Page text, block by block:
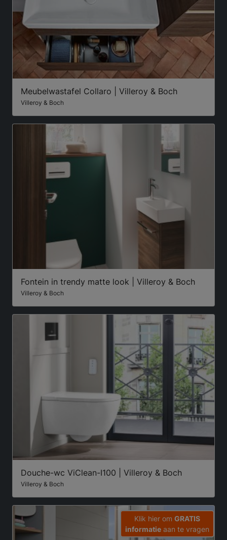
Meubelwastafel Collaro | Villeroy & Boch
Villeroy & Boch
Fontein in trendy matte look | Villeroy & Boch
Villeroy & Boch
Douche-wc ViClean-I100 | Villeroy & Boch
Villeroy & Boch
Klik hier om GRATIS
informatie aan te vragen